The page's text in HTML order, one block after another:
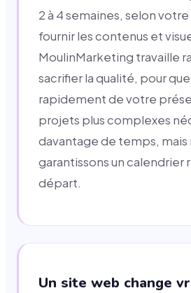
2 à 4 semaines, selon
fournir les contenus et
MoulinMarketing travaille
sacrifier la qualité, pour
rapidement de votre
projets plus complexes
davantage de temps, mais
garantissons un calendrier
départ.
Un site web change